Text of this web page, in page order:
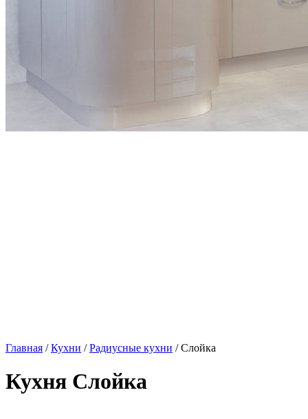
Главная /Кухни /Радиусные кухни / Слойка
Кухня Слойка